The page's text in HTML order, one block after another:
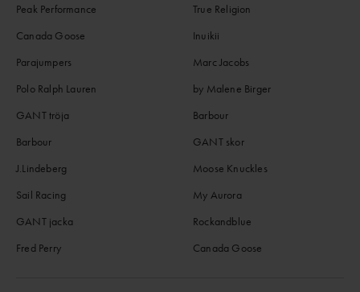
Peak Performance
Canada Goose
Parajumpers
Polo Ralph Lauren
GANT tröja
Barbour
J.Lindeberg
Sail Racing
GANT jacka
Fred Perry
True Religion
Inuikii
Marc Jacobs
by Malene Birger
Barbour
GANT skor
Moose Knuckles
My Aurora
Rockandblue
Canada Goose